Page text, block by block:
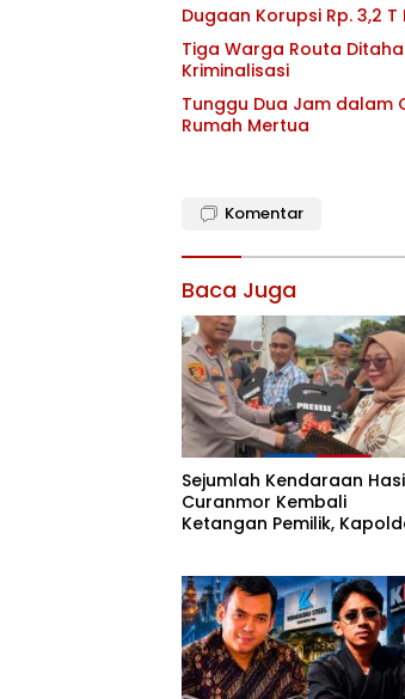
Dugaan Korupsi Rp. 3,2 T
Tiga Warga Routa
Kriminalisasi
Tunggu Dua Jam dalam
Rumah Mertua
Komentar
Baca Juga
Sejumlah Kendaraan
Curanmor Kembali
Ketangan Pemilik,